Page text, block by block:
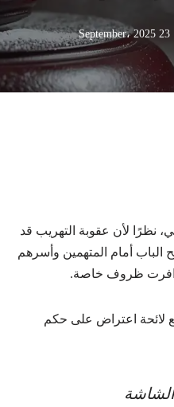
23 September، 2025
نظرًا لأن عقوبة التهريب قد
الباب أمام المتهمين وأسرهم
ظروف خاصة.
لائحة اعتراض على حكم